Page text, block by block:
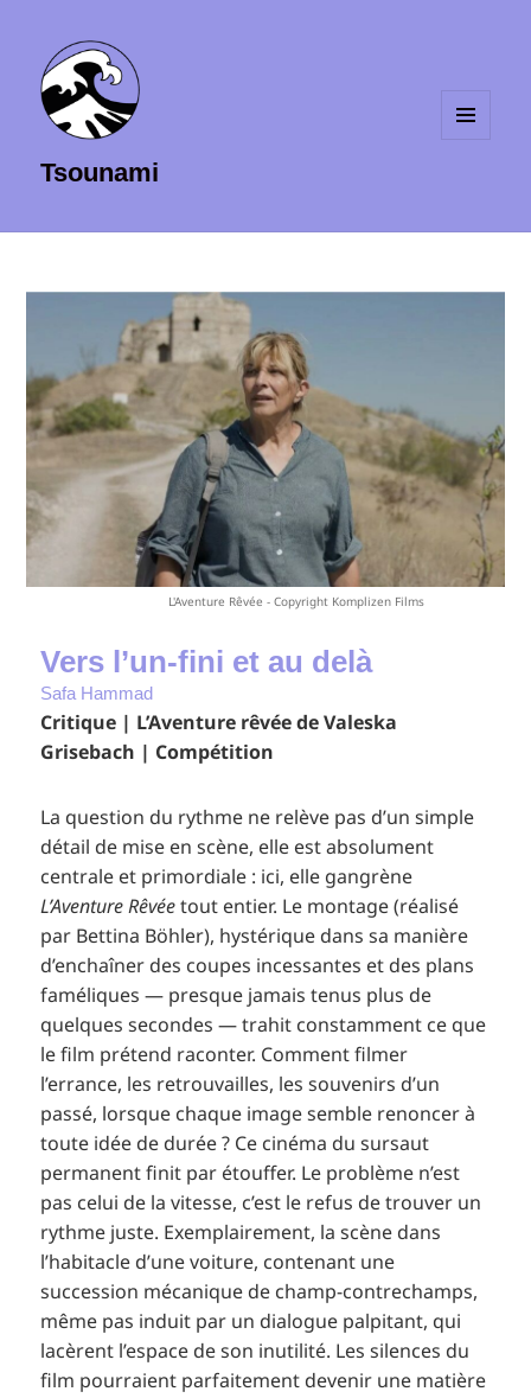
Tsounami
L'Aventure Rêvée - Copyright Komplizen Films
Vers l’un-fini et au delà
Safa Hammad
Critique | L’Aventure rêvée de Valeska
Grisebach | Compétition
La question du rythme ne relève pas d’un simple
détail de mise en scène, elle est absolument
centrale et primordiale : ici, elle gangrène
L’Aventure Rêvéetout entier. Le montage (réalisé
par Bettina Böhler), hystérique dans sa manière
d’enchaîner des coupes incessantes et des plans
faméliques — presque jamais tenus plus de
quelques secondes — trahit constamment ce que
le film prétend raconter. Comment filmer
l’errance, les retrouvailles, les souvenirs d’un
passé, lorsque chaque image semble renoncer à
toute idée de durée ? Ce cinéma du sursaut
permanent finit par étouffer. Le problème n’est
pas celui de la vitesse, c’est le refus de trouver un
rythme juste. Exemplairement, la scène dans
l’habitacle d’une voiture, contenant une
succession mécanique de champ-contrechamps,
même pas induit par un dialogue palpitant, qui
lacèrent l’espace de son inutilité. Les silences du
film pourraient parfaitement devenir une matière